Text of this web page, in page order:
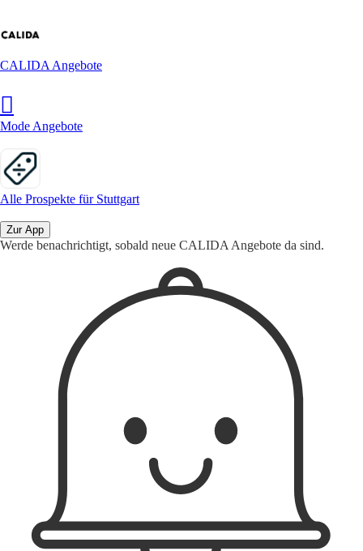
CALIDA Angebote
Mode Angebote
Alle Prospekte für Stuttgart
Zur App
Werde benachrichtigt, sobald neue CALIDA Angebote da sind.